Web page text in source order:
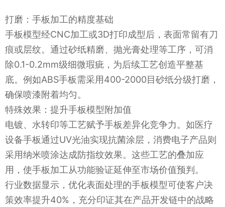
打磨：手板加工的精度基础
手板模型经CNC加工或3D打印成型后，表面常留有刀
痕或层纹。通过砂纸精磨、抛光膏处理等工序，可消
除0.1-0.2mm级细微瑕疵，为后续工艺创造平整基
底。例如ABS手板需采用400-2000目砂纸分级打磨，
确保喷漆附着均匀。
特殊效果：提升手板模型附加值
电镀、水转印等工艺赋予手板差异化竞争力。如医疗
设备手板通过UV光油实现抗菌涂层，消费电子产品则
采用纳米喷涂达成防指纹效果。这些工艺的叠加应
用，使手板加工从功能验证延伸至市场价值预判。
行业数据显示，优化表面处理的手板模型可使客户决
策效率提升40%，充分印证其在产品开发链中的战略